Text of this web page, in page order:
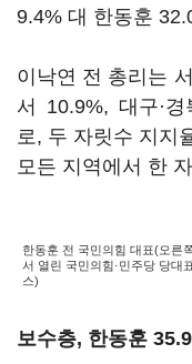
9.4% 대 한동훈
이낙연 전 총리는
서 10.9%, 대구·
로, 두 자릿수 지지
모든 지역에서 한
한동훈 전 국민의힘 대표(오른
서 열린 국민의힘·민주당 당대
스)
보수층, 한동훈